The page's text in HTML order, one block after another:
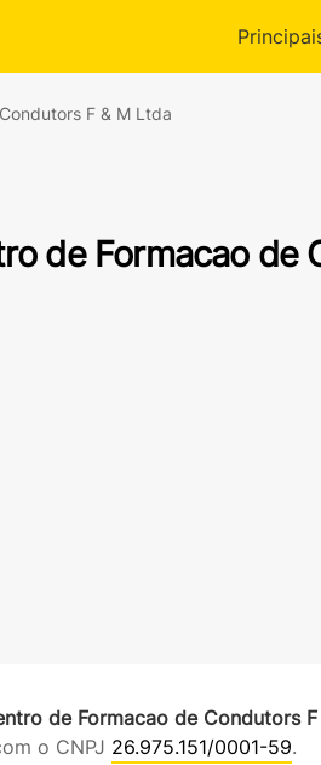
F & M Ltda
de Formacao de
de Formacao de Condutors
o CNPJ 26.975.151/0001-59.